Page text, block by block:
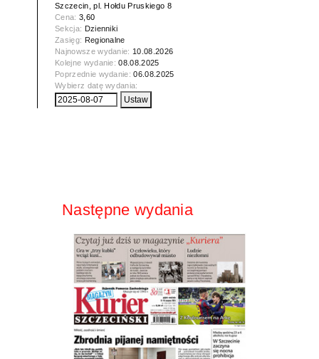
Szczecin, pl. Hołdu Pruskiego 8
Cena: 3,60
Sekcja: Dzienniki
Zasięg: Regionalne
Najnowsze wydanie: 10.08.2026
Kolejne wydanie:08.08.2025
Poprzednie wydanie:06.08.2025
Wybierz datę wydania:
Następne wydania